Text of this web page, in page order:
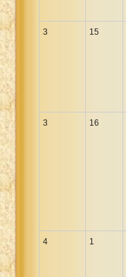
3 15
3 16
4 1